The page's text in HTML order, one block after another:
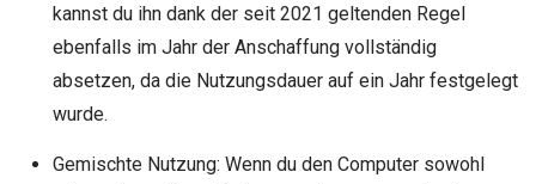
kannst du ihn dank der seit 2021 geltenden Regel
ebenfalls im Jahr der Anschaffung vollständig
absetzen, da die Nutzungsdauer auf ein Jahr festgelegt
wurde.
Gemischte Nutzung: Wenn du den Computer sowohl